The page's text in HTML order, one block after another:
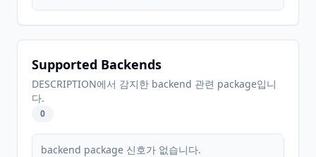
Supported Backends
DESCRIPTION에서 감지한 backend 관련 package입니
다.
0
backend package 신호가 없습니다.